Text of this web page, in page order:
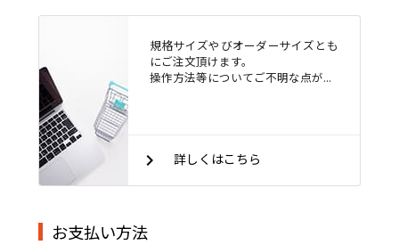
規格サイズやびオーダーサイズとも
にご注文頂けます。
操作方法等についてご不明な点が...
keyboard_arrow_right 詳しくはこちら
お支払い方法